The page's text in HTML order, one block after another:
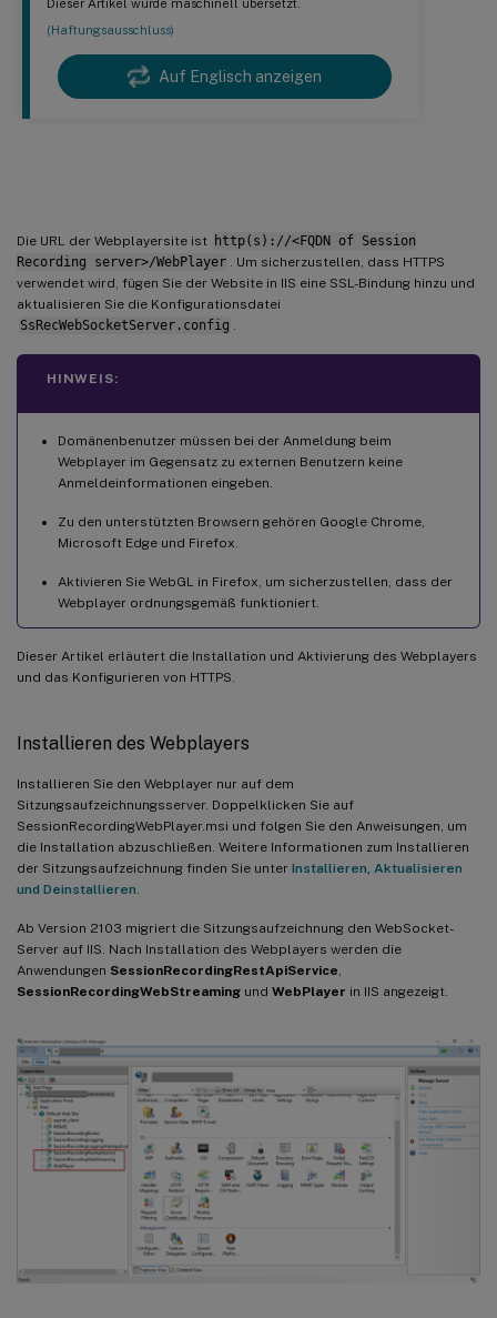
Dieser Artikel wurde maschinell übersetzt.
(Haftungsausschluss)
Auf Englisch anzeigen
Die URL der Webplayersite ist http(s)://<FQDN of Session
Recording server>/WebPlayer
. Um sicherzustellen, dass HTTPS
verwendet wird, fügen Sie der Website in IIS eine SSL-Bindung hinzu und
aktualisieren Sie die Konfigurationsdatei
SsRecWebSocketServer.config
HINWEIS:
Domänenbenutzer müssen bei der Anmeldung beim
Webplayer im Gegensatz zu externen Benutzern keine
Anmeldeinformationen eingeben.
Zu den unterstützten Browsern gehören Google Chrome,
Microsoft Edge und Firefox.
Aktivieren Sie WebGL in Firefox, um sicherzustellen, dass der
Webplayer ordnungsgemäß funktioniert.
Dieser Artikel erläutert die Installation und Aktivierung des Webplayers
und das Konfigurieren von HTTPS.
Installieren des Webplayers
Installieren Sie den Webplayer nur auf dem
Sitzungsaufzeichnungsserver. Doppelklicken Sie auf
SessionRecordingWebPlayer.msi und folgen Sie den Anweisungen, um
die Installation abzuschließen. Weitere Informationen zum Installieren
der Sitzungsaufzeichnung finden Sie unter Installieren, Aktualisieren
und Deinstallieren
Ab Version 2103 migriert die Sitzungsaufzeichnung den WebSocket-
Server auf IIS. Nach Installation des Webplayers werden die
Anwendungen SessionRecordingRestApiService
SessionRecordingWebStreaming und WebPlayer in IIS angezeigt.